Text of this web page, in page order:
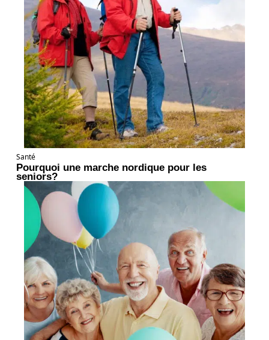
Santé
Pourquoi une marche nordique pour les
seniors?